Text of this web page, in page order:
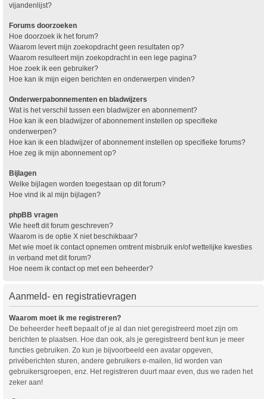
vijandenlijst?
Forums doorzoeken
Hoe doorzoek ik het forum?
Waarom levert mijn zoekopdracht geen resultaten op?
Waarom resulteert mijn zoekopdracht in een lege pagina?
Hoe zoek ik een gebruiker?
Hoe kan ik mijn eigen berichten en onderwerpen vinden?
Onderwerpabonnementen en bladwijzers
Wat is het verschil tussen een bladwijzer en abonnement?
Hoe kan ik een bladwijzer of abonnement instellen op specifieke
onderwerpen?
Hoe kan ik een bladwijzer of abonnement instellen op specifieke forums?
Hoe zeg ik mijn abonnement op?
Bijlagen
Welke bijlagen worden toegestaan op dit forum?
Hoe vind ik al mijn bijlagen?
phpBB vragen
Wie heeft dit forum geschreven?
Waarom is de optie X niet beschikbaar?
Met wie moet ik contact opnemen omtrent misbruik en/of wettelijke kwesties
in verband met dit forum?
Hoe neem ik contact op met een beheerder?
Aanmeld- en registratievragen
Waarom moet ik me registreren?
De beheerder heeft bepaalt of je al dan niet geregistreerd moet zijn om
berichten te plaatsen. Hoe dan ook, als je geregistreerd bent kun je meer
functies gebruiken. Zo kun je bijvoorbeeld een avatar opgeven,
privéberichten sturen, andere gebruikers e-mailen, lid worden van
gebruikersgroepen, enz. Het registreren duurt maar even, dus we raden het
zeker aan!